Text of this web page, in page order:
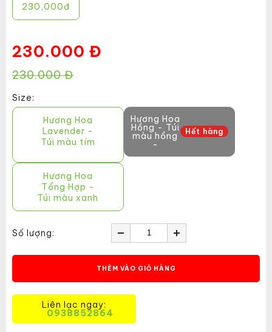
230,000đ
230.000 Đ
230.000 Đ
Size:
Hương Hoa
Lavender -
Túi màu tím
Hương Hoa
Hồng - Túi
màu hồng
-
Hết hàng
Hương Hoa
Tổng Hợp -
Túi màu xanh
Số lượng:
THÊM VÀO GIỎ HÀNG
Liên lạc ngay:
0938852864